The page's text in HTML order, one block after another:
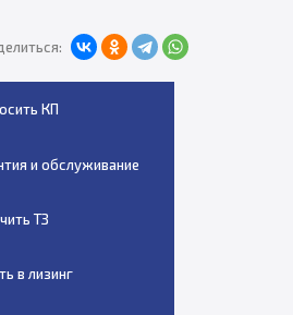
КП
и обслуживание
ТЗ
в лизинг